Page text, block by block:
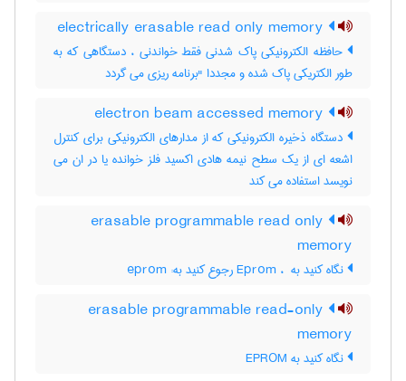
حافظه الکترونیکی پاک شدنی فقط خواندنی ، دستگاهی که به
طور الکتریکی پاک شده و مجددا "برنامه ریزی می گردد
دستگاه ذخیره الکترونیکی که از مدارهای الکترونیکی برای کنترل
اشعه ای از یک سطح نیمه هادی اکسید فلز خوانده یا در ان می
نویسد استفاده می کند
erasable programmable read only
memory
نگاه کنید به Eprom ، ‎ رجوع کنید به: eprom
erasable programmable read-only
memory
نگاه کنید به ‎ EPROM